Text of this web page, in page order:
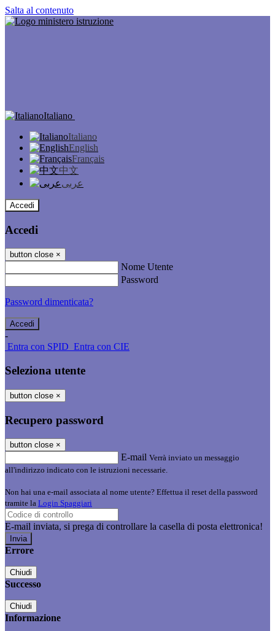
Salta al contenuto
Italiano
Italiano
English
Français
中文
عربى
Accedi
Accedi
button close ×
Nome Utente
Password
Password dimenticata?
-
Entra con SPID Entra con CIE
Seleziona utente
button close ×
Recupero password
button close ×
E-mail Verrà inviato un messaggio
all'indirizzo indicato con le istruzioni necessarie.
Non hai una e-mail associata al nome utente? Effettua il reset della password
tramite la Login Spaggiari
E-mail inviata, si prega di controllare la casella di posta elettronica!
Errore
Chiudi
Successo
Chiudi
Informazione